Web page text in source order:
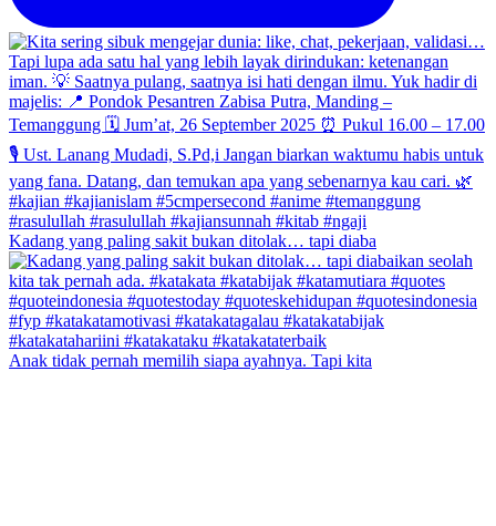
Kadang yang paling sakit bukan ditolak… tapi diaba
Anak tidak pernah memilih siapa ayahnya. Tapi kita